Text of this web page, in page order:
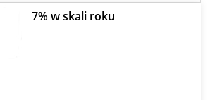
7% w skali roku